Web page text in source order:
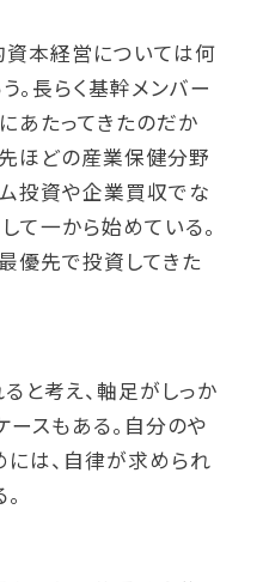
資本経営については何
。長らく基幹メンバー
あたってきたのだか
先ほどの産業保健分野
ム投資や企業買収でな
て一から始めている。
優先で投資してきた
と考え、軸足がしっか
スもある。自分のや
には、自律が求められ